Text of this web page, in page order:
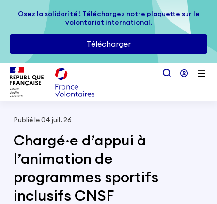
Passer au contenu principal
Osez la solidarité ! Téléchargez notre plaquette sur le
volontariat international.
Télécharger
Osez la solidarité ! Téléchargez notre plaquette sur le
volontariat international.
Télécharger
Publié le 04 juil. 26
Chargé·e d’appui à
l’animation de
programmes sportifs
inclusifs CNSF